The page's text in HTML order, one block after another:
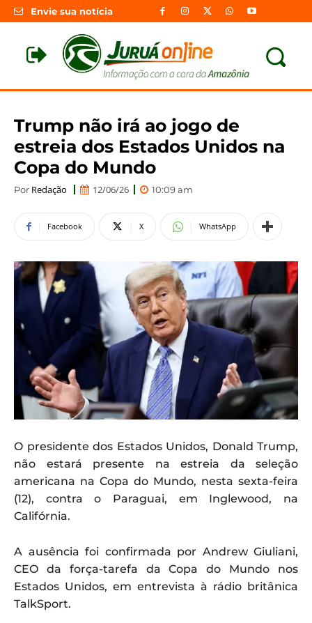
Envie sua notícia
Trump não irá ao jogo de
estreia dos Estados Unidos na
Copa do Mundo
Por Redação 12/06/26 10:09 am
Facebook X WhatsApp
O presidente dos Estados Unidos, Donald Trump,
não estará presente na estreia da seleção
americana na Copa do Mundo, nesta sexta-feira
(12), contra o Paraguai, em Inglewood, na
Califórnia.
A ausência foi confirmada por Andrew Giuliani,
CEO da força-tarefa da Copa do Mundo nos
Estados Unidos, em entrevista à rádio britânica
TalkSport.